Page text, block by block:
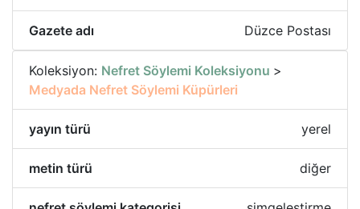
Gazete adı Düzce Postası
Koleksiyon: Nefret Söylemi Koleksiyonu >
Medyada Nefret Söylemi Küpürleri
yayın türü yerel
metin türü diğer